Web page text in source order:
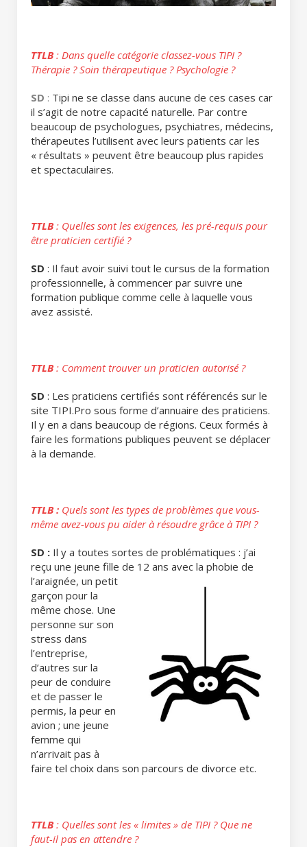
TTLB : Dans quelle catégorie classez-vous TIPI ?
Thérapie ? Soin thérapeutique ? Psychologie ?
SD : Tipi ne se classe dans aucune de ces cases car
il s’agit de notre capacité naturelle. Par contre
beaucoup de psychologues, psychiatres, médecins,
thérapeutes l’utilisent avec leurs patients car les
« résultats » peuvent être beaucoup plus rapides
et spectaculaires.
TTLB : Quelles sont les exigences, les pré-requis pour
être praticien certifié ?
SD : Il faut avoir suivi tout le cursus de la formation
professionnelle, à commencer par suivre une
formation publique comme celle à laquelle vous
avez assisté.
TTLB : Comment trouver un praticien autorisé ?
SD : Les praticiens certifiés sont référencés sur le
site TIPI.Pro sous forme d’annuaire des praticiens.
Il y en a dans beaucoup de régions. Ceux formés à
faire les formations publiques peuvent se déplacer
à la demande.
TTLB : Quels sont les types de problèmes que vous-
même avez-vous pu aider à résoudre grâce à TIPI ?
SD : Il y a toutes sortes de problématiques : j’ai
reçu une jeune fille de 12 ans avec la phobie de
l’araignée, un petit
garçon pour la
même chose. Une
personne sur son
stress dans
l’entreprise,
d’autres sur la
peur de conduire
et de passer le
permis, la peur en
avion ; une jeune
femme qui
n’arrivait pas à
faire tel choix dans son parcours de divorce etc.
TTLB : Quelles sont les « limites » de TIPI ? Que ne
faut-il pas en attendre ?